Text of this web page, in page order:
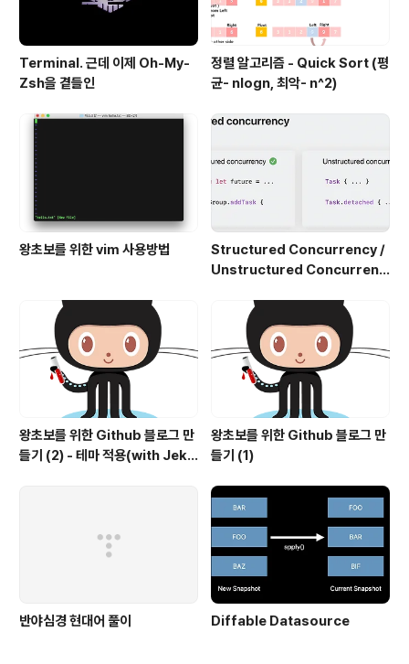
Terminal. 근데 이제 Oh-My-
Zsh을 곁들인
정렬 알고리즘 - Quick Sort (평
균- nlogn, 최악- n^2)
왕초보를 위한 vim 사용방법
Structured Concurrency /
Unstructured Concurrenc
왕초보를 위한 Github 블로그 만
들기 (2) - 테마 적용(with Jekyl
왕초보를 위한 Github 블로그 만
들기 (1)
반야심경 현대어 풀이 Diffable Datasource